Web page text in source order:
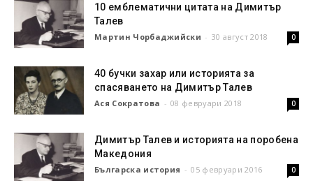
10 емблематични цитата на Димитър
Талев
Мартин Чорбаджийски - 30 август 2018 0
40 бучки захар или историята за
спасяването на Димитър Талев
Ася Сократова - 08 февруари 2018 0
Димитър Талев и историята на поробена
Македония
Българска история - 05 февруари 2016 0